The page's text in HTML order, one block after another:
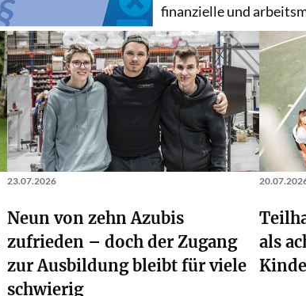
finanzielle und
23.07.2026
Neun von zehn Azubis
zufrieden – doch der Zugang
zur Ausbildung bleibt für viele
schwierig
als